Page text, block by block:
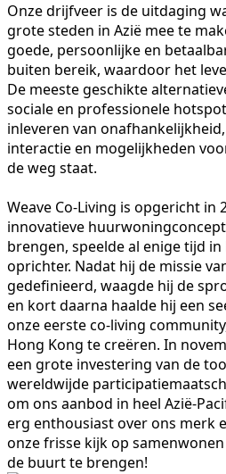
Onze drijfveer is de uitdaging
grote steden in Azië mee te
goede, persoonlijke en
buiten bereik, waardoor het
De meeste geschikte
sociale en professionele
inleveren van
interactie en mogelijkheden
de weg staat.
Weave Co-Living is opgericht in
innovatieve
brengen, speelde al enige tijd
oprichter. Nadat hij de missie
gedefinieerd, waagde hij de
en kort daarna haalde hij een
onze eerste co-living
Hong Kong te creëren. In
een grote investering van de
wereldwijde
om ons aanbod in heel Azië-
erg enthousiast over ons merk
onze frisse kijk op
de buurt te brengen!